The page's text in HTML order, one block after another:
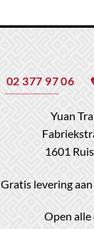
02 377 97 06
Yuan
1601
Gratis levering
Open alle